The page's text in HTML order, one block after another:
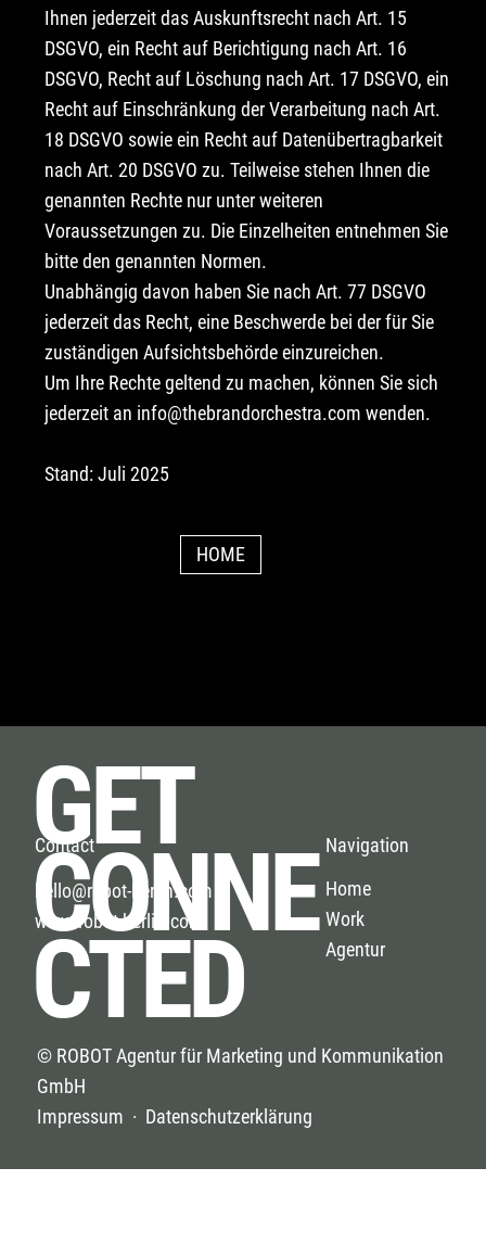
Ihnen jederzeit das Auskunftsrecht nach Art. 15
DSGVO, ein Recht auf Berichtigung nach Art. 16
DSGVO, Recht auf Löschung nach Art. 17 DSGVO, ein
Recht auf Einschränkung der Verarbeitung nach Art.
18 DSGVO sowie ein Recht auf Datenübertragbarkeit
nach Art. 20 DSGVO zu. Teilweise stehen Ihnen die
genannten Rechte nur unter weiteren
Voraussetzungen zu. Die Einzelheiten entnehmen Sie
bitte den genannten Normen.
Unabhängig davon haben Sie nach Art. 77 DSGVO
jederzeit das Recht, eine Beschwerde bei der für Sie
zuständigen Aufsichtsbehörde einzureichen.
Um Ihre Rechte geltend zu machen, können Sie sich
jederzeit an info@thebrandorchestra.com wenden.
Stand: Juli 2025
HOME
GET
CONNE
CTED
Navigation
© ROBOT Agentur für Marketing und Kommunikation
GmbH
Impressum · Datenschutzerklärung
Home
Work
Agentur
Contact
hello@robot-berlin.com
www.robot-berlin.com